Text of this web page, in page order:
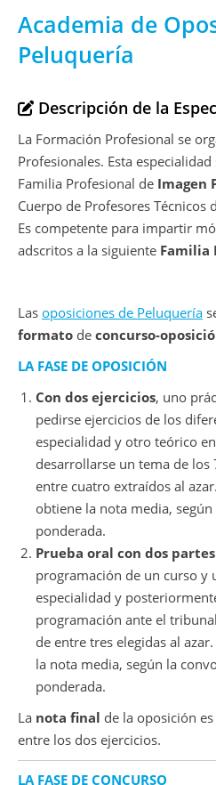
Academia de
Peluquería
Descripción de la
La Formación Profesional se
Profesionales. Esta
Familia Profesional de Imagen
Cuerpo de Profesores Técnicos
Es competente para impartir
adscritos a la siguiente Familia
Las oposiciones de Peluquería
formato de concurso-
LA FASE DE OPOSICIÓN
Con dos ejercicios, uno
pedirse ejercicios de los
especialidad y otro teórico
desarrollarse un tema de
entre cuatro extraídos al
obtiene la nota media,
ponderada.
Prueba oral con dos partes
programación de un curso y
especialidad y
programación ante el
de entre tres elegidas al
la nota media, según la
ponderada.
La nota final de la oposición
entre los dos ejercicios.
LA FASE DE CONCURSO